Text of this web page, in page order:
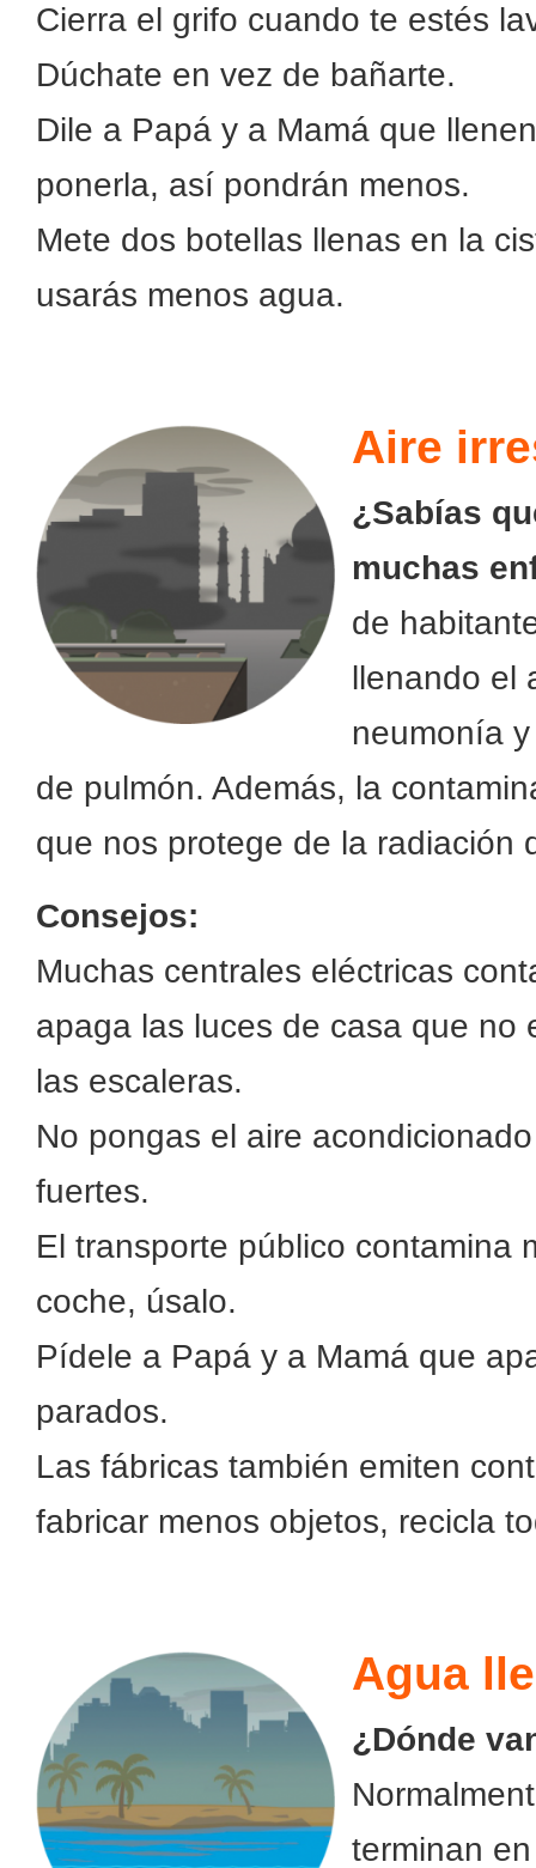
Cierra el grifo cuando te estés
Dúchate en vez de bañarte.
Dile a Papá y a Mamá que
ponerla, así pondrán menos.
Mete dos botellas llenas en la
usarás menos agua.
Aire
¿Sabías
muchas
de
llenando el
neumonía
de pulmón. Además, la
que nos protege de la radiación
Consejos:
Muchas centrales eléctricas
apaga las luces de casa que no
las escaleras.
No pongas el aire
fuertes.
El transporte público contamina
coche, úsalo.
Pídele a Papá y a Mamá que
parados.
Las fábricas también emiten
fabricar menos objetos, recicla
Agua
¿Dónde
terminan